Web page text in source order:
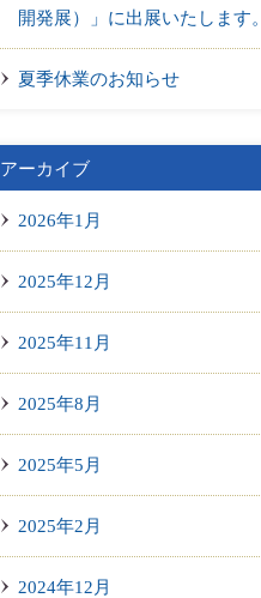
開発展）」に出展いたします。
夏季休業のお知らせ
アーカイブ
2026年1月
2025年12月
2025年11月
2025年8月
2025年5月
2025年2月
2024年12月